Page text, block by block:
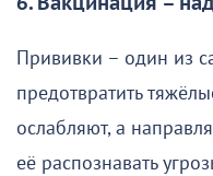
Прививки – один из
предотвратить
ослабляют, а
её распознавать